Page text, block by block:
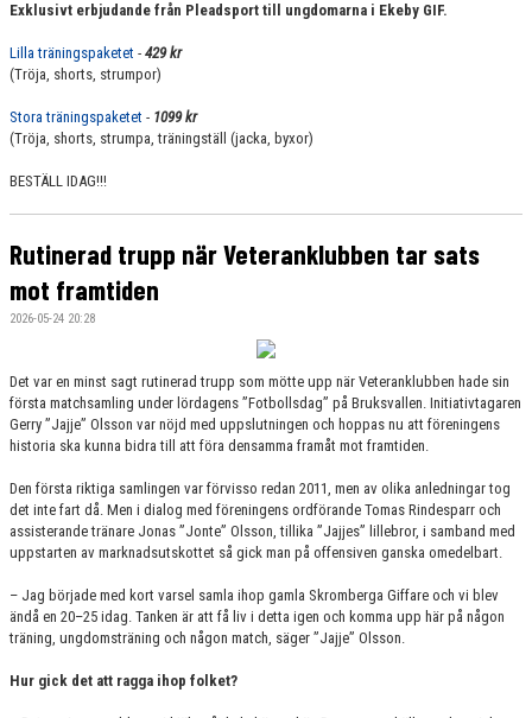
Exklusivt erbjudande från Pleadsport till ungdomarna i Ekeby GIF.
Lilla träningspaketet - 429 kr
(Tröja, shorts, strumpor)
Stora träningspaketet - 1099 kr
(Tröja, shorts, strumpa, träningställ (jacka, byxor)
BESTÄLL IDAG!!!
Rutinerad trupp när Veteranklubben tar sats
mot framtiden
2026-05-24 20:28
Det var en minst sagt rutinerad trupp som mötte upp när Veteranklubben hade sin
första matchsamling under lördagens ”Fotbollsdag” på Bruksvallen. Initiativtagaren
Gerry ”Jajje” Olsson var nöjd med uppslutningen och hoppas nu att föreningens
historia ska kunna bidra till att föra densamma framåt mot framtiden.
Den första riktiga samlingen var förvisso redan 2011, men av olika anledningar tog
det inte fart då. Men i dialog med föreningens ordförande Tomas Rindesparr och
assisterande tränare Jonas ”Jonte” Olsson, tillika ”Jajjes” lillebror, i samband med
uppstarten av marknadsutskottet så gick man på offensiven ganska omedelbart.
– Jag började med kort varsel samla ihop gamla Skromberga Giffare och vi blev
ändå en 20–25 idag. Tanken är att få liv i detta igen och komma upp här på någon
träning, ungdomsträning och någon match, säger ”Jajje” Olsson.
Hur gick det att ragga ihop folket?